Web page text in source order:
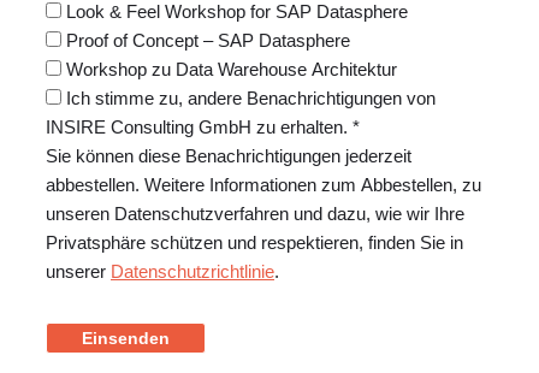
Look & Feel Workshop for SAP Datasphere
Proof of Concept – SAP Datasphere
Workshop zu Data Warehouse Architektur
Ich stimme zu, andere Benachrichtigungen von
INSIRE Consulting GmbH zu erhalten. *
Sie können diese Benachrichtigungen jederzeit
abbestellen. Weitere Informationen zum Abbestellen, zu
unseren Datenschutzverfahren und dazu, wie wir Ihre
Privatsphäre schützen und respektieren, finden Sie in
unserer Datenschutzrichtlinie.
Einsenden